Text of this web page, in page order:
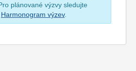
plánované výzvy sledujte
Harmonogram výzev.